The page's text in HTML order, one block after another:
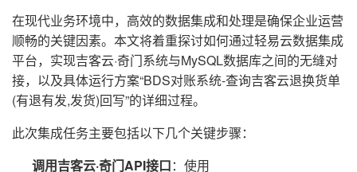
在现代业务环境中，高效的数据集成和处理是确保企业运营
顺畅的关键因素。本文将着重探讨如何通过轻易云数据集成
平台，实现吉客云·奇门系统与MySQL数据库之间的无缝对
接，以及具体运行方案“BDS对账系统-查询吉客云退换货单
(有退有发,发货)回写”的详细过程。
此次集成任务主要包括以下几个关键步骤：
调用吉客云·奇门API接口：使用